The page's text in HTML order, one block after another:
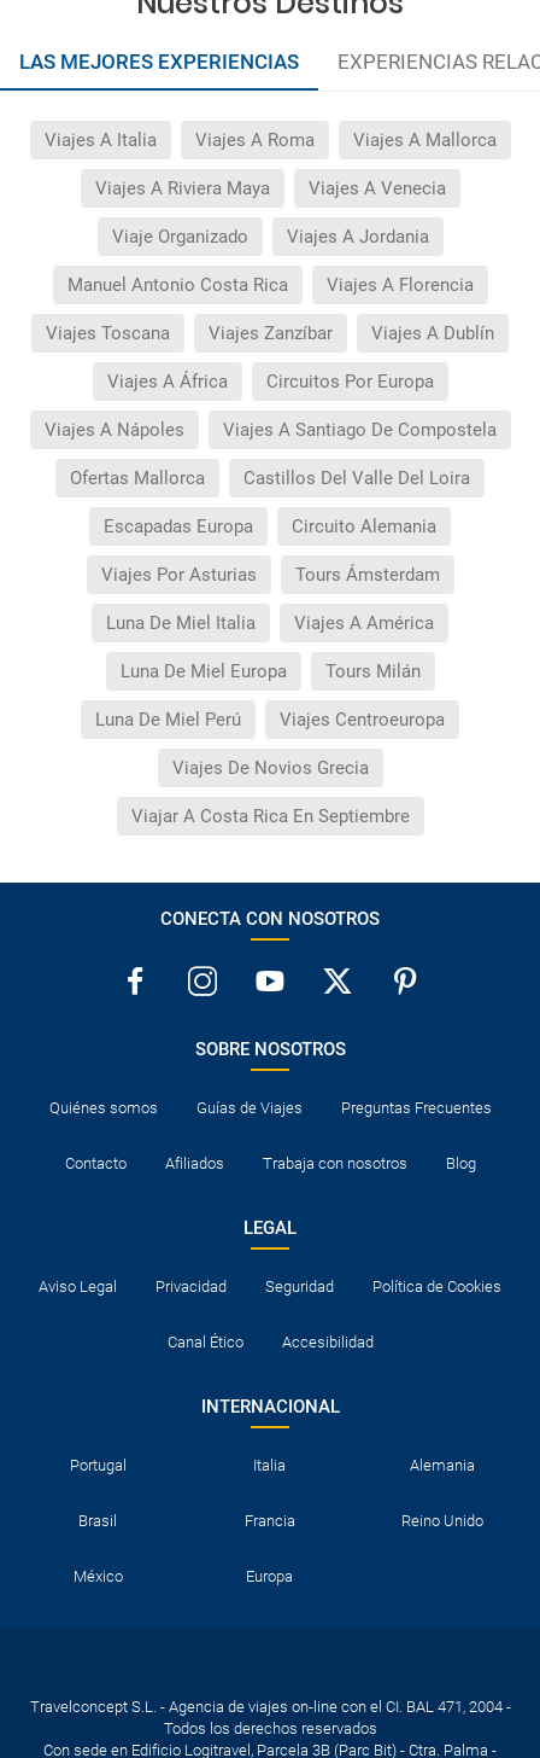
LAS MEJORES EXPERIENCIAS EXPERIENCIAS
Viajes A Italia Viajes A Roma Viajes A Mallorca
Viajes A Riviera Maya Viajes A Venecia
Viaje Organizado Viajes A Jordania
Manuel Antonio Costa Rica Viajes A Florencia
Viajes Toscana Viajes Zanzíbar Viajes A Dublín
Viajes A África Circuitos Por Europa
Viajes A Nápoles Viajes A Santiago De Compostela
Ofertas Mallorca Castillos Del Valle Del Loira
Escapadas Europa Circuito Alemania
Viajes Por Asturias Tours Ámsterdam
Luna De Miel Italia Viajes A América
Luna De Miel Europa Tours Milán
Luna De Miel Perú Viajes Centroeuropa
Viajes De Novios Grecia
Viajar A Costa Rica En Septiembre
CONECTA CON NOSOTROS
SOBRE NOSOTROS
Quiénes somos Guías de Viajes Preguntas Frecuentes
Contacto Afiliados Trabaja con nosotros Blog
LEGAL
Aviso Legal Privacidad Seguridad Política de Cookies
Canal Ético Accesibilidad
INTERNACIONAL
Portugal Italia Alemania
Brasil Francia Reino Unido
México Europa
Travelconcept S.L. - Agencia de viajes on-line con el CI. BAL 471, 2004 -
Todos los derechos reservados
Con sede en Edificio Logitravel, Parcela 3B (Parc Bit) - Ctra. Palma -